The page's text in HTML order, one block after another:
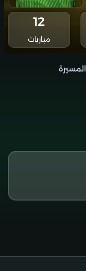
12
مباريات
المسيرة